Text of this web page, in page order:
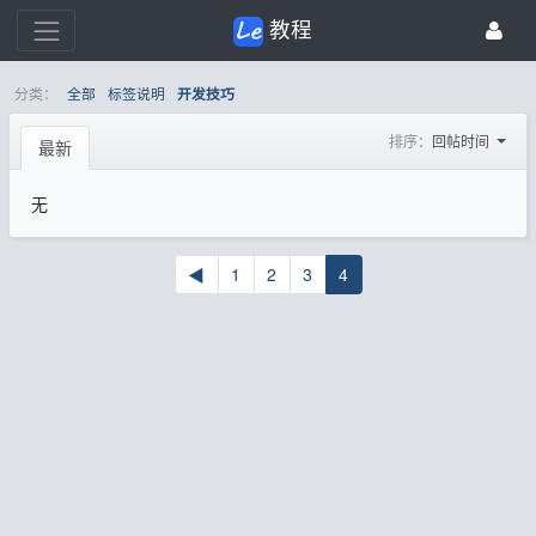
教程
分类： 全部 标签说明 开发技巧
最新 排序： 回帖时间
无
◀ 1 2 3 4